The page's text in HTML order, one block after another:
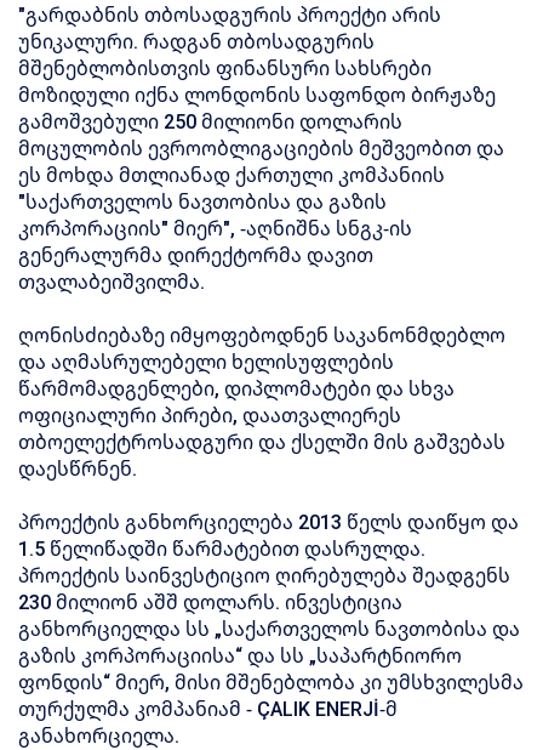
"გარდაბნის თბოსადგურის პროექტი არის
უნიკალური. რადგან თბოსადგურის
მშენებლობისთვის ფინანსური სახსრები
მოზიდული იქნა ლონდონის საფონდო ბირჟაზე
გამოშვებული 250 მილიონი დოლარის
მოცულობის ევროობლიგაციების მეშვეობით და
ეს მოხდა მთლიანად ქართული კომპანიის
"საქართველოს ნავთობისა და გაზის
კორპორაციის" მიერ", -აღნიშნა სნგკ-ის
გენერალურმა დირექტორმა დავით
თვალაბეიშვილმა.
ღონისძიებაზე იმყოფებოდნენ საკანონმდებლო
და აღმასრულებელი ხელისუფლების
წარმომადგენლები, დიპლომატები და სხვა
ოფიციალური პირები, დაათვალიერეს
თბოელექტროსადგური და ქსელში მის გაშვებას
დაესწრნენ.
პროექტის განხორციელება 2013 წელს დაიწყო და
1.5 წელიწადში წარმატებით დასრულდა.
პროექტის საინვესტიციო ღირებულება შეადგენს
230 მილიონ აშშ დოლარს. ინვესტიცია
განხორციელდა სს „საქართველოს ნავთობისა და
გაზის კორპორაციისა“ და სს „საპარტნიორო
ფონდის“ მიერ, მისი მშენებლობა კი უმსხვილესმა
თურქულმა კომპანიამ - ÇALIK ENERJİ-მ
განახორციელა.